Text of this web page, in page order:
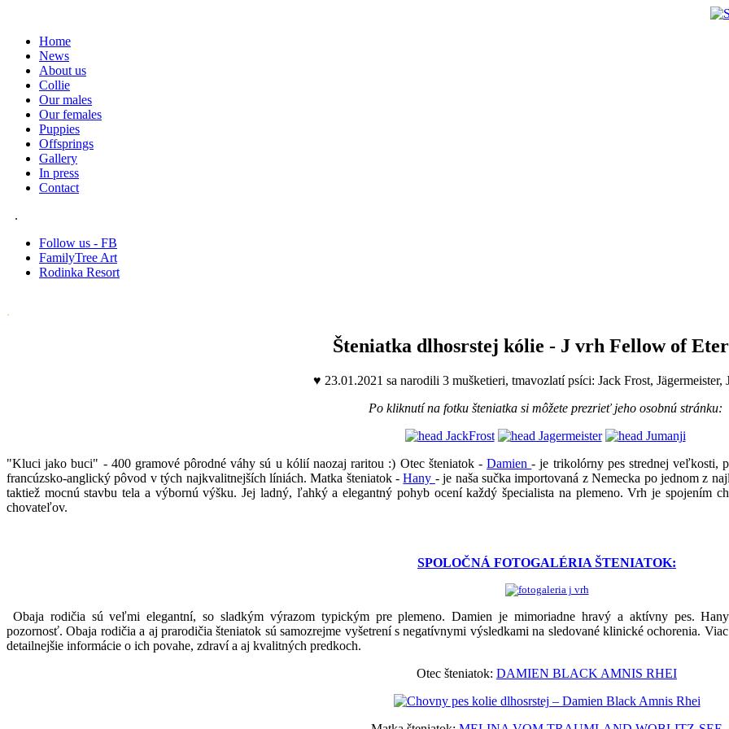
Home
News
About us
Collie
Our males
Our females
Puppies
Offsprings
Gallery
In press
Contact
.
Follow us - FB
FamilyTree Art
Rodinka Resort
.
Šteniatka dlhosrstej kólie - J vrh Fellow of
♥ 23.01.2021 sa narodili 3 mušketieri, tmavozlatí psíci: Jack Frost, Jägermeister,
Po kliknutí na fotku šteniatka si môžete prezrieť jeho osobnú stránku:
"Kluci jako buci" - 400 gramové pôrodné váhy sú u kólií naozaj raritou :) Otec šteniatok -Damien- je trikolórny pes strednej veľkosti,
francúzsko-anglický pôvod v tých najkvalitnejších líniách. Matka šteniatok -Hany - je naša sučka importovaná z Nemecka po jednom z
taktiež mocnú stavbu tela a výbornú výšku. Jej ladný, ľahký a elegantný pohyb ocení každý špecialista na plemeno. Vrh je spojením
chovateľov.
SPOLOČNÁ FOTOGALÉRIA ŠTENIATOK:
Obaja rodičia sú veľmi elegantní, so sladkým výrazom typickým pre plemeno. Damien je mimoriadne hravý a aktívny pes.
pozornosť.Obaja rodičia a aj prarodičia šteniatok sú samozrejme vyšetrení s negatívnymi výsledkami na sledované klinické ochorenia.
detailnejšie informácie o ich povahe, zdraví a aj kvalitných predkoch.
Otec šteniatok: DAMIEN BLACK AMNIS RHEI